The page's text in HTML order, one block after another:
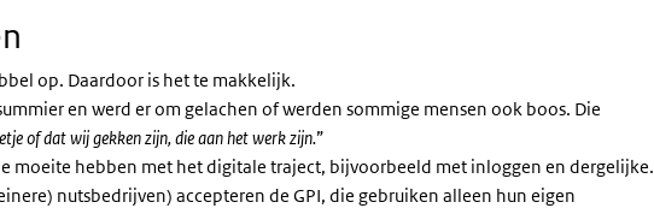
op. Daardoor is het te makkelijk.
en werd er om gelachen of werden sommige mensen ook boos. Die
of dat wij gekken zijn, die aan het werk zijn.”
moeite hebben met het digitale traject, bijvoorbeeld met inloggen en dergelijke.
nutsbedrijven) accepteren de GPI, die gebruiken alleen hun eigen